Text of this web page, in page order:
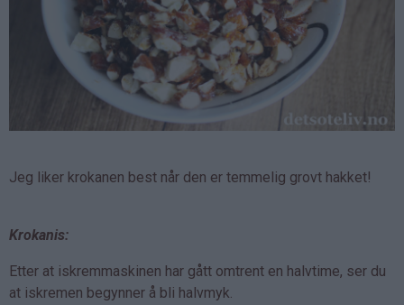
Jeg liker krokanen best når den er temmelig grovt hakket!
Krokanis:
Etter at iskremmaskinen har gått omtrent en halvtime, ser du
at iskremen begynner å bli halvmyk.